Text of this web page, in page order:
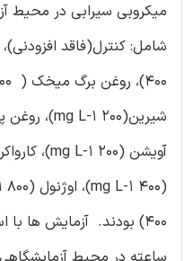
میکروبی سیرابی در محیط